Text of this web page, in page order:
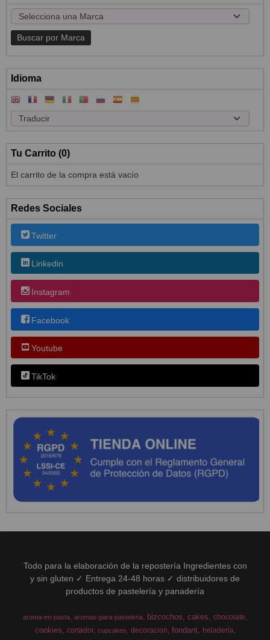
Idioma
Tu Carrito (0)
El carrito de la compra está vacío
Redes Sociales
Twitter
Linkedin
Instagram
Facebook
Youtube
TikTok
Todo para la elaboración de la repostería Ingredientes con
y sin gluten ✓ Entrega 24-48 horas ✓ distribuidores de
productos de pastelería y panadería
aroma-en-pasta aromas-para-pasteleria bizcochos cakes chocolate
cookies cortador cupcakes decoracion fondant
heladeria